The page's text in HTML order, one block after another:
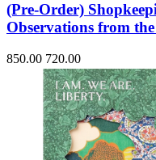
(Pre-Order)
Observations from
850.00 720.00